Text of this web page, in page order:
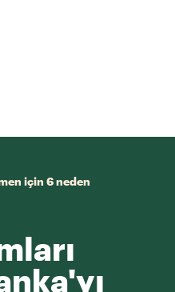
için 6 neden